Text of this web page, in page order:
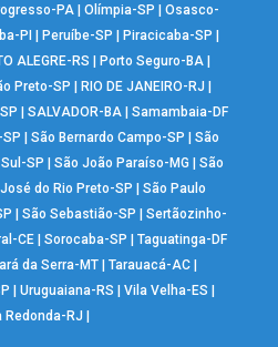
PA |Olímpia-SP |Osasco-
PI |Peruíbe-SP |Piracicaba-SP |
ALEGRE-RS |Porto Seguro-BA |
Preto-SP |RIO DE JANEIRO-RJ |
| SALVADOR-BA| Samambaia-DF
|São Bernardo Campo-SP |São
SP |São João Paraíso-MG |São
do Rio Preto-SP |São Paulo
|São Sebastião-SP |Sertãozinho-
CE |Sorocaba-SP |Taguatinga-DF
da Serra-MT| Tarauacá-AC|
|Uruguaiana-RS |Vila Velha-ES |
Redonda-RJ |